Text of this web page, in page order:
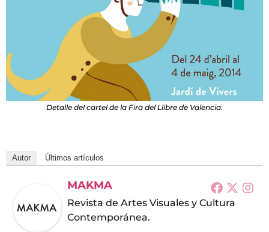
Detalle del cartel de la Fira del Llibre de Valencia.
Autor Últimos artículos
MAKMA
Revista de Artes Visuales y Cultura
Contemporánea.